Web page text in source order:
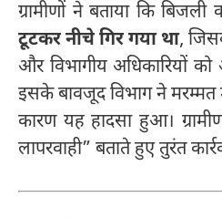
ग्रामीणों ने बताया कि बिजली
टूटकर नीचे गिर गया था,
और विभागीय अधिकारियों को
इसके बावजूद विभाग ने मरम्मत
कारण यह हादसा हुआ।
लापरवाही” बताते हुए तुरंत